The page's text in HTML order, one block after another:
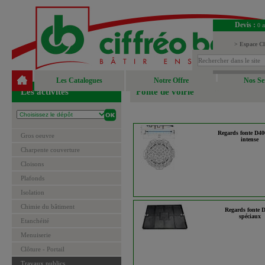
Devis : 0
> Espace
> Espace
Les Catalogues Notre Offre Nos
Les activités
Gros oeuvre
Charpente couverture
Cloisons
Plafonds
Isolation
Chimie du bâtiment
Etanchéité
Menuiserie
Clôture - Portail
Travaux publics
Fonte de voirie
Regards fonte
intense
Regards fonte
spéciaux